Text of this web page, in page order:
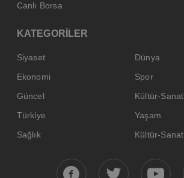
Canlı Borsa
KATEGORİLER
Siyaset
Dünya
Ekonomi
Spor
Güncel
Kültür-Sanat
Türkiye
Yaşam
Sağlık
Kültür-Sanat